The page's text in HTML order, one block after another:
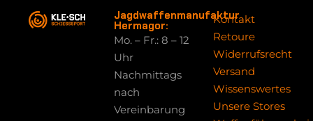
Jagdwaffenmanufaktur
Hermagor:
Mo. – Fr.: 8 – 12
Uhr
Nachmittags
nach
Vereinbarung
Kontakt
Retoure
Widerrufsrecht
Versand
Wissenswertes
Unsere Stores